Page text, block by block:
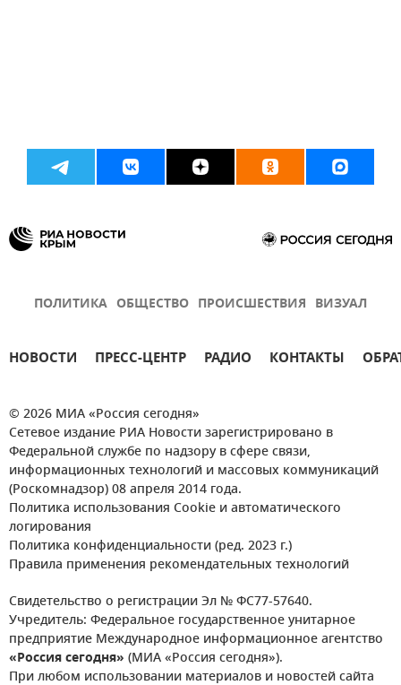
ПОЛИТИКА ОБЩЕСТВО ПРОИСШЕСТВИЯ ВИЗУАЛ
НОВОСТИ ПРЕСС-ЦЕНТР РАДИО КОНТАКТЫ
© 2026 МИА «Россия сегодня»
Сетевое издание РИА Новости зарегистрировано в
Федеральной службе по надзору в сфере связи,
информационных технологий и массовых коммуникаций
(Роскомнадзор) 08 апреля 2014 года.
Политика использования Cookie и автоматического
логирования
Политика конфиденциальности (ред. 2023 г.)
Правила применения рекомендательных технологий
Свидетельство о регистрации Эл № ФС77-57640.
Учредитель: Федеральное государственное унитарное
предприятие Международное информационное агентство
«Россия сегодня» (МИА «Россия сегодня»).
При любом использовании материалов и новостей сайта